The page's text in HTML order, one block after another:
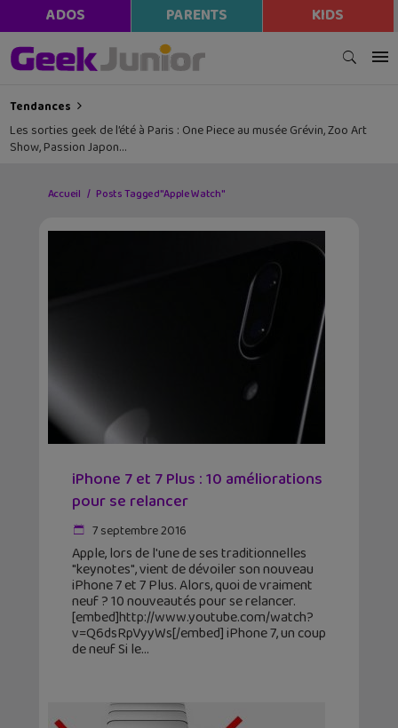
ADOS PARENTS KIDS
Tendances
Les sorties geek de l’été à Paris : One Piece au musée Grévin, Zoo Art
Show, Passion Japon…
Accueil Posts Tagged "Apple Watch"
iPhone 7 et 7 Plus : 10 améliorations
pour se relancer
7 septembre 2016
Apple, lors de l'une de ses traditionnelles
"keynotes", vient de dévoiler son nouveau
iPhone 7 et 7 Plus. Alors, quoi de vraiment
neuf ? 10 nouveautés pour se relancer.
[embed]http://www.youtube.com/watch?
v=Q6dsRpVyyWs[/embed] iPhone 7, un coup
de neuf Si le